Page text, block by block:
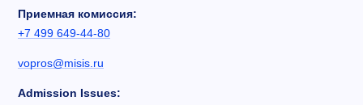
Приемная комиссия:
+7 499 649-44-80
vopros@misis.ru
Admission Issues: